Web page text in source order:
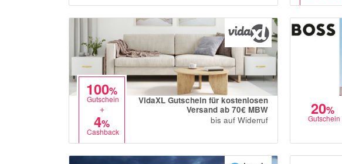
100%
Gutschein
+
4%
Cashback
VidaXL Gutschein für kostenlosen
Versand ab 70€ MBW
bis auf Widerruf
20%
Gutschein